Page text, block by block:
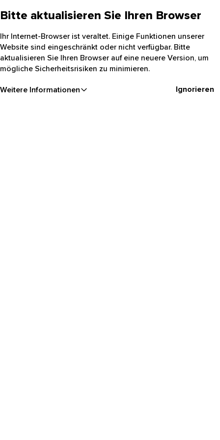
Bitte aktualisieren Sie Ihren Browser
Ihr Internet-Browser ist veraltet. Einige Funktionen unserer
Website sind eingeschränkt oder nicht verfügbar. Bitte
aktualisieren Sie Ihren Browser auf eine neuere Version, um
mögliche Sicherheitsrisiken zu minimieren.
Weitere Informationen Ignorieren